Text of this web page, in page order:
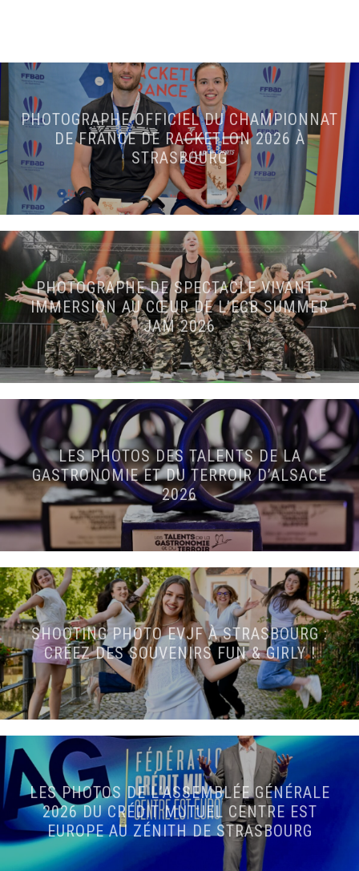
PHOTOGRAPHE OFFICIEL DU CHAMPIONNAT
DE FRANCE DE RACKETLON 2026 À
STRASBOURG
PHOTOGRAPHE DE SPECTACLE VIVANT :
IMMERSION AU CŒUR DE L’ECB SUMMER
JAM 2026
LES PHOTOS DES TALENTS DE LA
GASTRONOMIE ET DU TERROIR D’ALSACE
2026
SHOOTING PHOTO EVJF À STRASBOURG :
CRÉEZ DES SOUVENIRS FUN & GIRLY !
LES PHOTOS DE L’ASSEMBLÉE GÉNÉRALE
2026 DU CRÉDIT MUTUEL CENTRE EST
EUROPE AU ZÉNITH DE STRASBOURG